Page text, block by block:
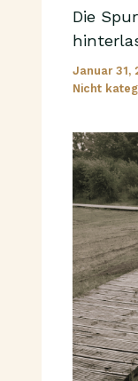
Die
Januar 31,
Nicht